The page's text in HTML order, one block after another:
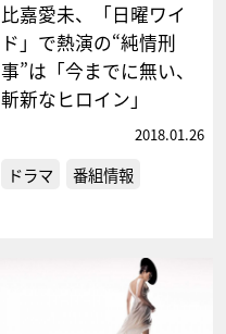
比嘉愛未、「日曜ワイ
ド」で熱演の“純情刑
事”は「今までに無い、
斬新なヒロイン」
2018.01.26
ドラマ 番組情報